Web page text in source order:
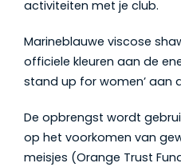
activiteiten met je club.
Marineblauwe viscose
officiele kleuren aan de
stand up for women’ aan
De opbrengst wordt
op het voorkomen van
meisjes (Orange Trust